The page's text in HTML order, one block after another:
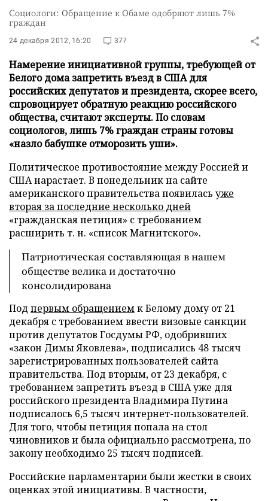
Социологи: Обращение к Обаме одобряют лишь 7%
граждан
24 декабря 2012, 16:20 377
Намерение инициативной группы, требующей от
Белого дома запретить въезд в США для
российских депутатов и президента, скорее всего,
спровоцирует обратную реакцию российского
общества, считают эксперты. По словам
социологов, лишь 7% граждан страны готовы
«назло бабушке отморозить уши».
Политическое противостояние между Россией и
США нарастает. В понедельник на сайте
американского правительства появилась уже
вторая за последние несколько дней
«гражданская петиция» с требованием
расширить т. н. «список Магнитского».
Патриотическая составляющая в нашем
обществе велика и достаточно
консолидирована
Под первым обращениемк Белому дому от 21
декабря с требованием ввести визовые санкции
против депутатов Госдумы РФ, одобривших
«закон Димы Яковлева», подписались 48 тысяч
зарегистрированных пользователей сайта
правительства. Под вторым, от 23 декабря, с
требованием запретить въезд в США уже для
российского президента Владимира Путина
подписалось 6,5 тысяч интернет-пользователей.
Для того, чтобы петиция попала на стол
чиновников и была официально рассмотрена, по
закону необходимо 25 тысяч подписей.
Российские парламентарии были жестки в своих
оценках этой инициативы. В частности,